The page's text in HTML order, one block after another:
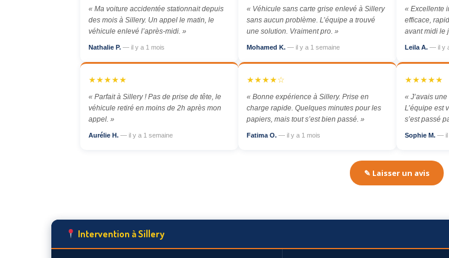
« Ma voiture accidentée stationnait depuis
des mois à Sillery. Un appel le matin, le
véhicule enlevé l’après-midi. »
Nathalie P. — il y a 1 mois
« Véhicule sans carte grise enlevé à Sillery
sans aucun problème. L’équipe a trouvé
une solution. Vraiment pro. »
Mohamed K. — il y a 1 semaine
« Excellente
efficace,
avant midi le
Leila A. — il y
★★★★★
« Parfait à Sillery ! Pas de prise de tête, le
véhicule retiré en moins de 2h après mon
appel. »
Aurélie H. — il y a 1 semaine
★★★★☆
« Bonne expérience à Sillery. Prise en
charge rapide. Quelques minutes pour les
papiers, mais tout s’est bien passé. »
Fatima O. — il y a 1 mois
★★★★★
« J’avais
L’équipe est
s’est passé
Sophie M. — il
✎ Laisser un avis
Intervention à Sillery